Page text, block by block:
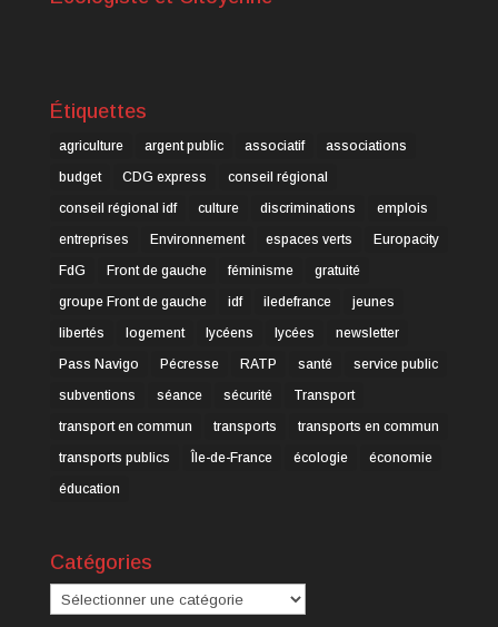
Étiquettes
agriculture argent public associatif
associations
budget
CDG express
conseil régional
conseil régional idf
culture discriminations
emplois
entreprises
Environnement espaces verts
Europacity
FdG
Front de gauche féminisme
gratuité
groupe Front de gauche
idf iledefrance
jeunes
libertés
logement lycéens lycées
newsletter
Pass Navigo
Pécresse RATP santé
service public
subventions
séance sécurité
Transport
transport en commun
transports
transports en commun
transports publics
Île-de-France écologie
économie
éducation
Catégories
Catégories